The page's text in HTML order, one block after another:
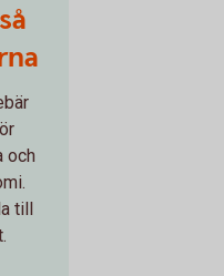
och
till